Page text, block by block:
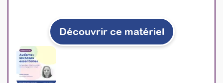
À découvrir
Découvrir ce matériel